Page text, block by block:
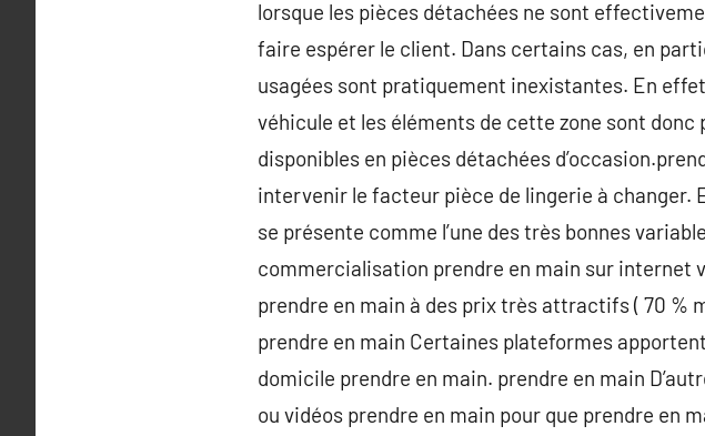
lorsque les pièces détachées ne sont
faire espérer le client. Dans certains cas, en
usagées sont pratiquement inexistantes. En
véhicule et les éléments de cette zone sont
disponibles en pièces détachées
intervenir le facteur pièce de lingerie à changer.
se présente comme l’une des très bonnes
commercialisation prendre en main sur internet
prendre en main à des prix très attractifs ( 70 %
prendre en main Certaines plateformes
domicile prendre en main. prendre en main
ou vidéos prendre en main pour que prendre en